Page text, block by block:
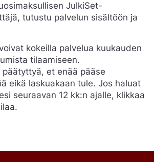
JulkiSet-
tutustu palvelun sisältöön ja
kokeilla palvelua kuukauden
tilaamiseen.
päätyttyä, et enää pääse
eikä laskuakaan tule. Jos haluat
seuraavan 12 kk:n ajalle, klikkaa